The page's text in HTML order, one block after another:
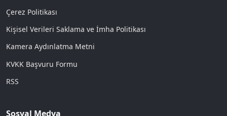
Çerez Politikası
Kişisel Verileri Saklama ve İmha Politikası
Kamera Aydınlatma Metni
KVKK Başvuru Formu
RSS
Sosyal Medya